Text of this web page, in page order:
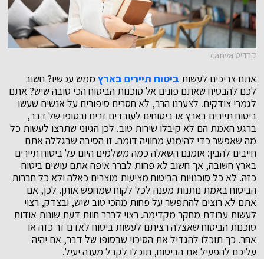
קרדיט canva
אתם צריכים לעשות ביטוח תיירים בארץממש עכשיו? חשוב
לכם להבטיח שאתם פונים אל סוכנות הביטוח הכי טובה שיש? אתם
לגמרי צודקים. לצערנו הרב, לא חסרים סיפורים על אנשים שעשו
ביטוח תיירים בארץ או ביטוחים לעובדים זרים ובסופו של דבר,
ברגע האמת הם לא קיבלו שירות טוב. לכן הגיוני שתרצו לעשות כל
מה שאפשר כדי להימנע מחוויה דומה. זו הסיבה שבגללה אתם
חייבים להבין: אומנם השאלה כמה משלמים היום על ביטוח תיירים
בארץ חשובה, אך חשוב לא פחות לברר איפה אתם עושים ביטוח
כזה. לא כל סוכנויות הביטוח מציעות מוצרים כאלה ולא כל חברות
הביטוח באמת נותנות מענה לכל לקוח שמחפש אותן. לכן, אם
אתם לא רוצים להתפשר על פחות מהכי טוב שיש, ובצדק, רצוי
לעשות עבודת מחקר מקדימה. רצוי לברר חוות דעת שונות אודות
סוכנות הביטוח שאצלה רציתם לעשות ביטוח לאדם זר כזה או
אחר. כך תוכלו להגדיל את הסיכוי שבסופו של דבר, אם יהיה
עליכם להפעיל את הביטוח, תוכלו לקבל מענה יעיל.